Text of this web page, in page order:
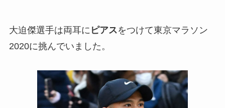
大迫傑選手は両耳に ピアスをつけて東京マラソン
2020に挑んでいました。